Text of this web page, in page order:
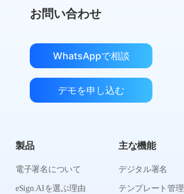
お問い合わせ
WhatsAppで相談
デモを申し込む
製品
電子署名について
eSign.AIを選ぶ理由
主な機能
デジタル署名
テンプレート管理